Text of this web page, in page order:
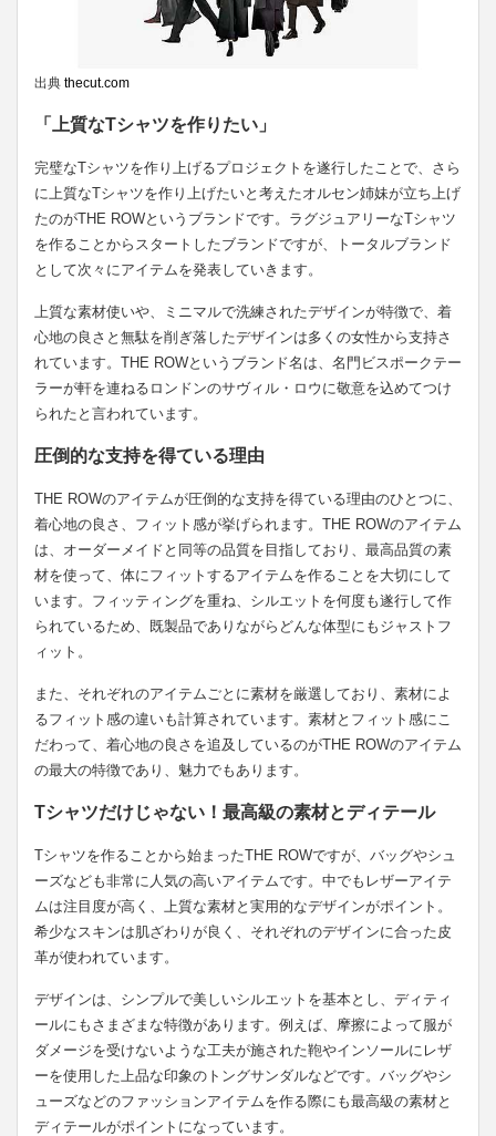
出典 thecut.com
「上質なTシャツを作りたい」
完璧なTシャツを作り上げるプロジェクトを遂行したことで、さら
に上質なTシャツを作り上げたいと考えたオルセン姉妹が立ち上げ
たのがTHE ROWというブランドです。ラグジュアリーなTシャツ
を作ることからスタートしたブランドですが、トータルブランド
として次々にアイテムを発表していきます。
上質な素材使いや、ミニマルで洗練されたデザインが特徴で、着
心地の良さと無駄を削ぎ落したデザインは多くの女性から支持さ
れています。THE ROWというブランド名は、名門ビスポークテー
ラーが軒を連ねるロンドンのサヴィル・ロウに敬意を込めてつけ
られたと言われています。
圧倒的な支持を得ている理由
THE ROWのアイテムが圧倒的な支持を得ている理由のひとつに、
着心地の良さ、フィット感が挙げられます。THE ROWのアイテム
は、オーダーメイドと同等の品質を目指しており、最高品質の素
材を使って、体にフィットするアイテムを作ることを大切にして
います。フィッティングを重ね、シルエットを何度も遂行して作
られているため、既製品でありながらどんな体型にもジャストフ
ィット。
また、それぞれのアイテムごとに素材を厳選しており、素材によ
るフィット感の違いも計算されています。素材とフィット感にこ
だわって、着心地の良さを追及しているのがTHE ROWのアイテム
の最大の特徴であり、魅力でもあります。
Tシャツだけじゃない！最高級の素材とディテール
Tシャツを作ることから始まったTHE ROWですが、バッグやシュ
ーズなども非常に人気の高いアイテムです。中でもレザーアイテ
ムは注目度が高く、上質な素材と実用的なデザインがポイント。
希少なスキンは肌ざわりが良く、それぞれのデザインに合った皮
革が使われています。
デザインは、シンプルで美しいシルエットを基本とし、ディティ
ールにもさまざまな特徴があります。例えば、摩擦によって服が
ダメージを受けないような工夫が施された鞄やインソールにレザ
ーを使用した上品な印象のトングサンダルなどです。バッグやシ
ューズなどのファッションアイテムを作る際にも最高級の素材と
ディテールがポイントになっています。